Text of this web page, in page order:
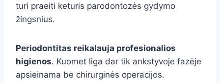
turi praeiti keturis parodontozės gydymo
žingsnius.
Periodontitas reikalauja profesionalios
higienos. Kuomet liga dar tik ankstyvoje fazėje
apsieinama be chirurginės operacijos.